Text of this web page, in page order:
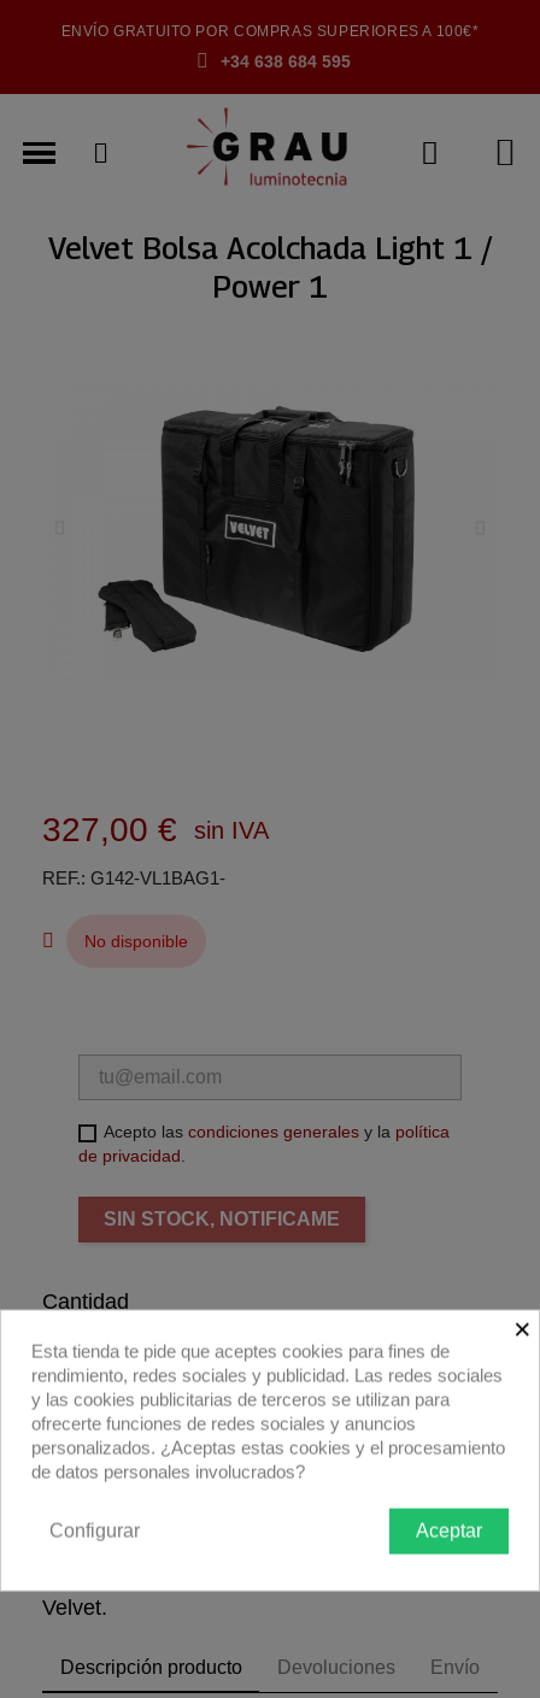
ENVÍO GRATUITO POR COMPRAS SUPERIORES A 100€*
+34 638 684 595
Velvet Bolsa Acolchada Light 1 /
Power 1
327,00 € sin IVA
REF. G142-VL1BAG1-
No disponible
Acepto las condiciones generales y la política
de privacidad.
SIN STOCK, NOTIFICAME
Cantidad
Añadir al carrito
Velvet.
Descripción producto Devoluciones Envío
×
Esta tienda te pide que aceptes cookies para fines de
rendimiento, redes sociales y publicidad. Las redes sociales
y las cookies publicitarias de terceros se utilizan para
ofrecerte funciones de redes sociales y anuncios
personalizados. ¿Aceptas estas cookies y el procesamiento
de datos personales involucrados?
Aceptar
Configurar